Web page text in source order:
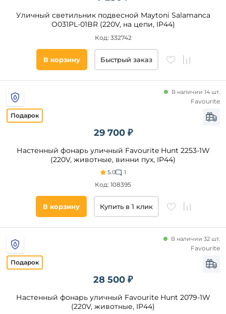
призма
Цоколь
E27
E14
G9
Накаливания
Галогенные
КЛЛ
Список
тегов
круглые
Уличный светильник подвесной Maytoni Salamanca
O031PL-01BR (220V, на цепи, IP44)
Код: 332742
В корзину Быстрый заказ
29 700 ₽
Настенный фонарь уличный Favourite Hunt 2253-1W
(220V, животные, винни пух, IP44)
5.0 1
В наличии 14 шт.
Код: 108395
Favourite
В корзину Купить в 1 клик
28 500 ₽
Настенный фонарь уличный Favourite Hunt 2079-1W
(220V, животные, IP44)
В наличии 32 шт.
Favourite